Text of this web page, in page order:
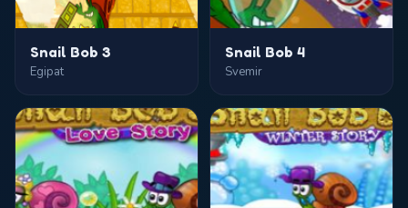
Snail Bob 3
Egipat
Snail Bob 4
Svemir